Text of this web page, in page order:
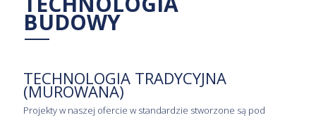
BUDOWY
TECHNOLOGIA TRADYCYJNA
(MUROWANA)
Projekty w naszej ofercie w standardzie stworzone są pod